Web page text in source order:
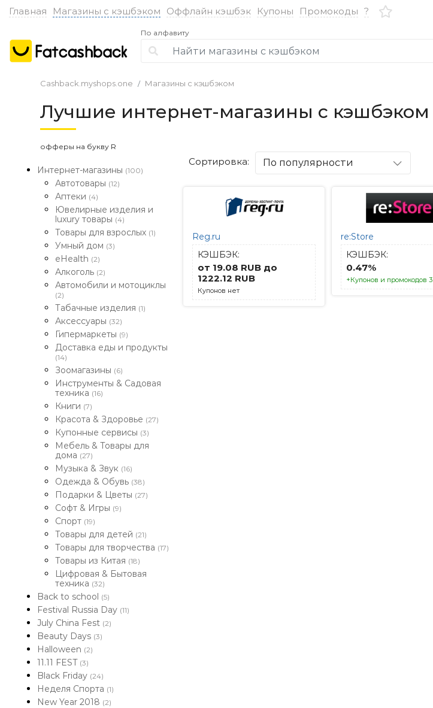
Главная Магазины с кэшбэком Оффлайн кэшбэк Купоны Промокоды ?
По алфавиту
Cashback.myshops.one Магазины с кэшбэком
Лучшие интернет-магазины с кэшбэком
офферы на букву R
Интернет-магазины (100)
Автотовары (12)
Аптеки (4)
Ювелирные изделия и
luxury товары (4)
Товары для взрослых (1)
Умный дом (3)
eHealth (2)
Алкоголь (2)
Автомобили и мотоциклы
(2)
Табачные изделия (1)
Аксессуары (32)
Гипермаркеты (9)
Доставка еды и продукты
(14)
Зоомагазины (6)
Инструменты & Садовая
техника (16)
Книги (7)
Красота & Здоровье (27)
Купонные сервисы (3)
Мебель & Товары для
дома (27)
Музыка & Звук (16)
Одежда & Обувь (38)
Подарки & Цветы (27)
Софт & Игры (9)
Спорт (19)
Товары для детей (21)
Товары для творчества (17)
Товары из Китая (18)
Цифровая & Бытовая
техника (32)
Back to school (5)
Festival Russia Day (11)
July China Fest (2)
Beauty Days (3)
Halloween (2)
11.11 FEST (3)
Black Friday (24)
Неделя Спорта (1)
New Year 2018 (2)
Сортировка: По популярности
Reg.ru
КЭШБЭК:
от 19.08 RUB до
1222.12 RUB
Купонов нет
re:Store
КЭШБЭК:
0.47%
+Купонов и промокодов 3